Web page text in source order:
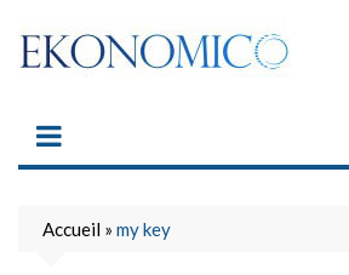
content
Accueil » my key